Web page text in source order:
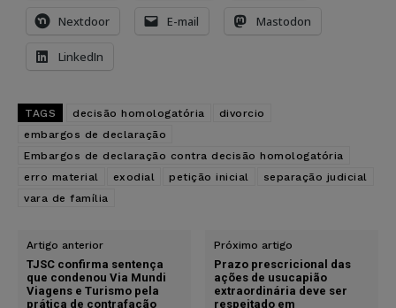
Nextdoor E-mail Mastodon
LinkedIn
TAGS decisão homologatória
divorcio
embargos de declaração
Embargos de declaração contra decisão homologatória
erro material
exodial petição inicial
separação judicial
vara de família
Artigo anterior
TJSC confirma sentença
que condenou Via Mundi
Viagens e Turismo pela
prática de contrafação
Próximo artigo
Prazo prescricional das
ações de usucapião
extraordinária deve ser
respeitado em